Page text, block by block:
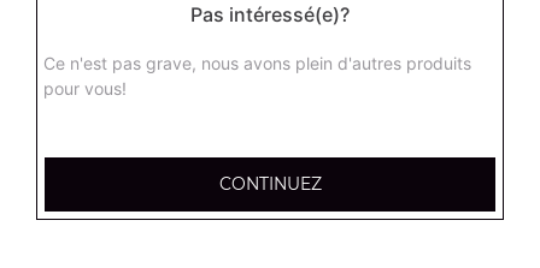
Pas intéressé(e)?
Ce n'est pas grave, nous avons plein d'autres produits
pour vous!
CONTINUEZ